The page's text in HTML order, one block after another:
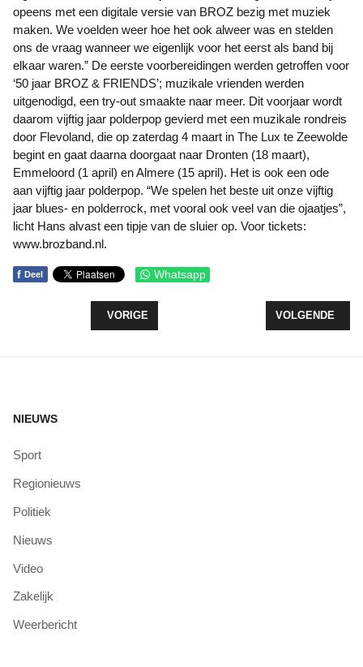
opeens met een digitale versie van BROZ bezig met muziek
maken. We voelden weer hoe het ook alweer was en stelden
ons de vraag wanneer we eigenlijk voor het eerst als band bij
elkaar waren.” De eerste voorbereidingen werden getroffen voor
‘50 jaar BROZ & FRIENDS’; muzikale vrienden werden
uitgenodigd, een try-out smaakte naar meer. Dit voorjaar wordt
daarom vijftig jaar polderpop gevierd met een muzikale rondreis
door Flevoland, die op zaterdag 4 maart in The Lux te Zeewolde
begint en gaat daarna doorgaat naar Dronten (18 maart),
Emmeloord (1 april) en Almere (15 april). Het is ook een ode
aan vijftig jaar polderpop. “We spelen het beste uit onze vijftig
jaar blues- en polderrock, met vooral ook veel van die ojaatjes”,
licht Hans alvast een tipje van de sluier op. Voor tickets:
www.brozband.nl.
f Deel Whatsapp
VORIG ARTIKEL: BLIND DATEN MET EEN BOEK
VORIGE VOLGENDE
VOLGENDE
NIEUWS
Sport
Regionieuws
Politiek
Nieuws
Video
Zakelijk
Weerbericht